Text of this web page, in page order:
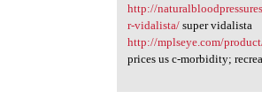
http://
r-vidalista/super vidalista
http://mplseye.com/
prices us c-morbidity;